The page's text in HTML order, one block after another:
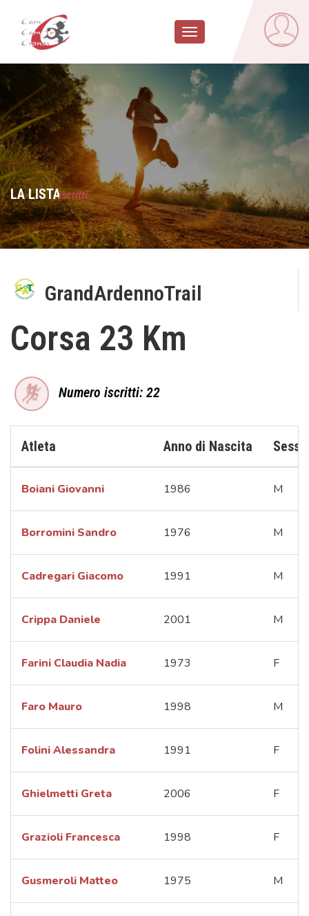
Toggle
LA LISTAiscritti
GrandArdennoTrail
Corsa 23 Km
Numero iscritti: 22
Atleta Anno di Nascita Sesso
Boiani Giovanni 1986 M
Borromini Sandro 1976 M
Cadregari Giacomo 1991 M
Crippa Daniele 2001 M
Farini Claudia Nadia 1973 F
Faro Mauro 1998 M
Folini Alessandra 1991 F
Ghielmetti Greta 2006 F
Grazioli Francesca 1998 F
Gusmeroli Matteo 1975 M